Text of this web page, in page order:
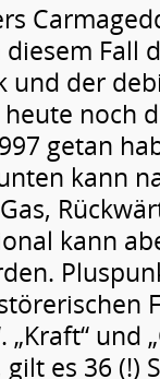
Fall
und der
noch
getan
kann
kann
und
es 36 (!)